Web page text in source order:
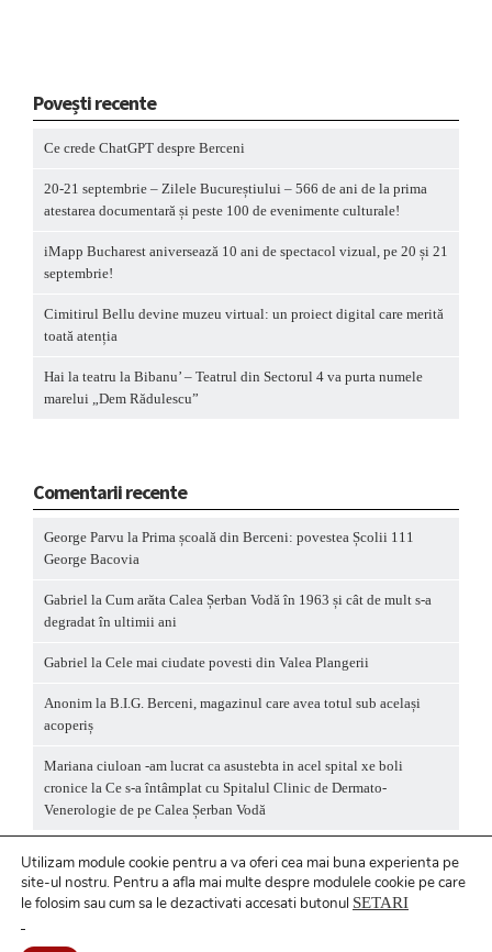
Povești recente
Ce crede ChatGPT despre Berceni
20-21 septembrie – Zilele Bucureștiului – 566 de ani de la prima
atestarea documentară și peste 100 de evenimente culturale!
iMapp Bucharest aniversează 10 ani de spectacol vizual, pe 20 și 21
septembrie!
Cimitirul Bellu devine muzeu virtual: un proiect digital care merită
toată atenția
Hai la teatru la Bibanu’ – Teatrul din Sectorul 4 va purta numele
marelui „Dem Rădulescu”
Comentarii recente
George Parvu la Prima școală din Berceni: povestea Școlii 111
George Bacovia
Gabriel la Cum arăta Calea Șerban Vodă în 1963 și cât de mult s-a
degradat în ultimii ani
Gabriel la Cele mai ciudate povesti din Valea Plangerii
Anonim la B.I.G. Berceni, magazinul care avea totul sub același
acoperiș
Mariana ciuloan -am lucrat ca asustebta in acel spital xe boli
cronice la Ce s-a întâmplat cu Spitalul Clinic de Dermato-
Venerologie de pe Calea Șerban Vodă
Utilizam module cookie pentru a va oferi cea mai buna experienta pe
site-ul nostru. Pentru a afla mai multe despre modulele cookie pe care
le folosim sau cum sa le dezactivati accesati butonul SETARI